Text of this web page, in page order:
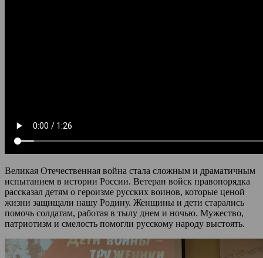
Великая Отечественная война стала сложным и драматичным
испытанием в истории России. Ветеран войск правопорядка
рассказал детям о героизме русских воинов, которые ценой
жизни защищали нашу Родину. Женщины и дети старались
помочь солдатам, работая в тылу днем и ночью. Мужество,
патриотизм и смелость помогли русскому народу выстоять.